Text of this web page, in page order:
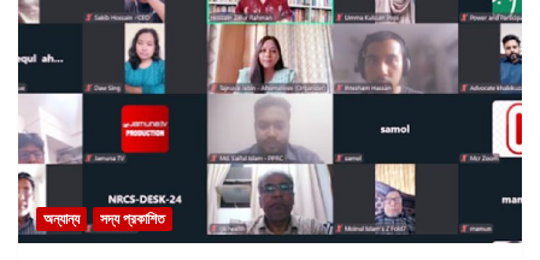
অন্যান্য সদ্য প্রকাশিত